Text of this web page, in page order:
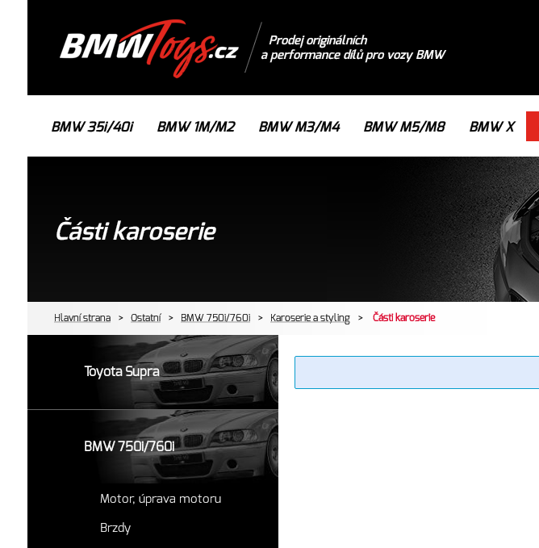
Prodej originálních
a performance dílů pro vozy BMW
BMW 35i/40i BMW 1M/M2 BMW M3/M4 BMW M5/M8 BMW X
Části karoserie
Hlavní strana > Ostatní > BMW 750i/760i > Karoserie a styling > Části karoserie
Toyota Supra
BMW 750i/760i
Motor, úprava motoru
Brzdy